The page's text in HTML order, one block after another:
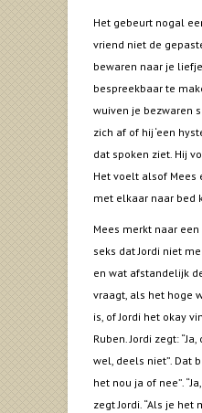
Het gebeurt nogal
vriend niet de
bewaren naar je
bespreekbaar te
wuiven je bezwaren
zich af of hij ‘een
dat spoken ziet. Hij
Het voelt alsof Mees
met elkaar naar bed
Mees merkt naar
seks dat Jordi niet
en wat afstandelijk
vraagt, als het hoge
is, of Jordi het okay
Ruben. Jordi zegt:
wel, deels niet”. Dat
het nou ja of nee”.
zegt Jordi. “Als je het